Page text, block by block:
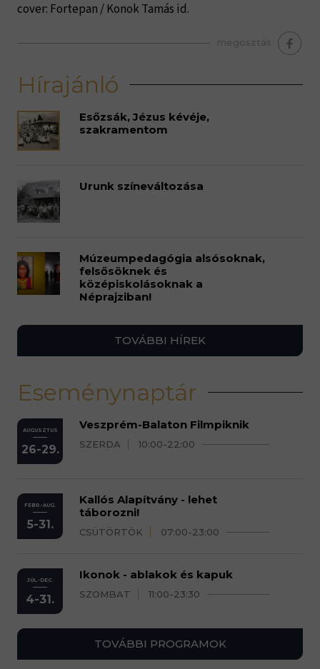
cover: Fortepan / Konok Tamás id.
megosztás
Hírajánló
Esőzsák, Jézus kévéje,
szakramentom
Urunk színeváltozása
Múzeumpedagógia alsósoknak,
felsősöknek és
középiskolásoknak a
Néprajziban!
TOVÁBBI HÍREK
Eseménynaptár
AUGUSZTUS
26-29.
Veszprém-Balaton Filmpiknik
SZERDA 10:00-22:00
FEBR.-AUG.
5-31.
Kallós Alapítvány - lehet
táborozni!
CSÜTÖRTÖK 07:00-23:00
JÚL.-DEC.
4-31.
Ikonok - ablakok és kapuk
SZOMBAT 11:00-23:30
TOVÁBBI PROGRAMOK